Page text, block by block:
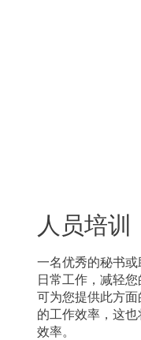
人员培训
一名优秀的秘书
日常工作，减轻
可为您提供此方
的工作效率，这
效率。